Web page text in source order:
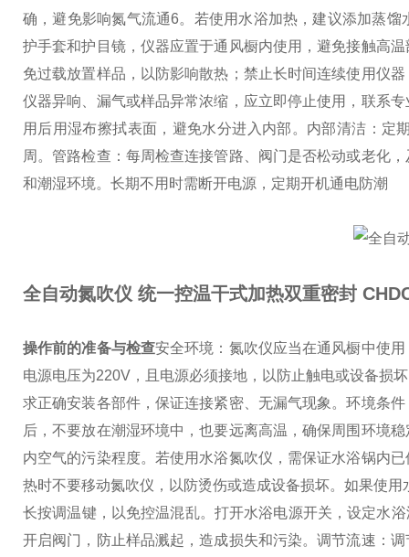
确，避免影响氮气流通6。若使用水浴加热，建议添加蒸
护手套和护目镜，仪器应置于通风橱内使用，避免接触高
免过载放置样品，以防影响散热；禁止长时间连续使用仪
仪器异响、漏气或样品异常浓缩，应立即停止使用，联系
用后用湿布擦拭表面，避免水分进入内部。 内部清洁：定
周。管路检查：每周检查连接管路、阀门是否松动或老化
和潮湿环境。长期不用时需断开电源，定期开机通电防潮
全自动氮吹仪 统一控温干式加热双重密封
操作前的准备与检查安全环境：氮吹仪应当在通风橱中使
电源电压为220V，且电源必须接地，以防止触电或设备损
求正确安装各部件，保证连接紧密、无漏气现象。环境条件
后，不要放在潮湿环境中，也要远离高温，确保周围环境稳
内空气的污染程度。若使用水浴氮吹仪，需保证水浴锅内
热时不要移动氮吹仪，以防烫伤或造成设备损坏。如果使
长按调温键，以免控温混乱。打开水浴电源开关，设定水
开启阀门，防止样品溅起，造成损失和污染。调节流速：